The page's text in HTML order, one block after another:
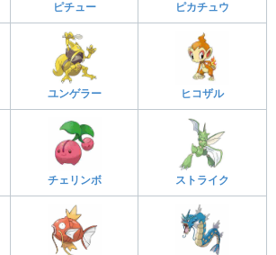
ピチュー ピカチュウ
ユンゲラー ヒコザル
チェリンボ ストライク